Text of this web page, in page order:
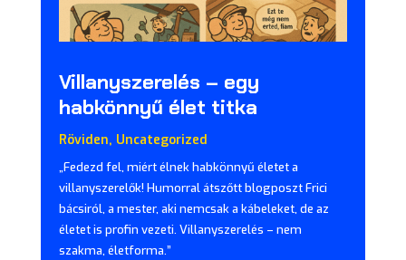
Villanyszerelés – egy
habkönnyű élet titka
Röviden, Uncategorized
„Fedezd fel, miért élnek habkönnyű életet a
villanyszerelők! Humorral átszőtt blogposzt Frici
bácsiról, a mester, aki nemcsak a kábeleket, de az
életet is profin vezeti. Villanyszerelés – nem
szakma, életforma.”